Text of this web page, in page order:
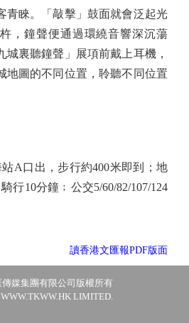
青睞。「敲擊」鼓面就會泛起光
，鐘聲便通過環繞音響深沉蕩
城裏聽鐘聲」展項前戴上耳機，
地圖的不同位置，聆聽不同位置
口出，步行約400米即到；地
行10分鐘﹔公交5/60/82/107/124
讀香港文匯報PDF版面
媒集團有限公司版權所有
LIMITED.